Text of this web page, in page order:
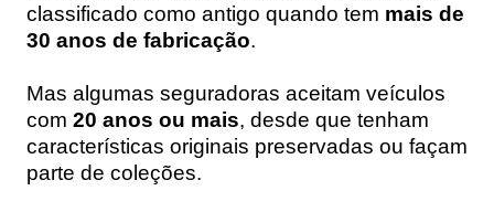
classificado como antigo quando tem mais de
30 anos de fabricação.
Mas algumas seguradoras aceitam veículos
com 20 anos ou mais, desde que tenham
características originais preservadas ou façam
parte de coleções.